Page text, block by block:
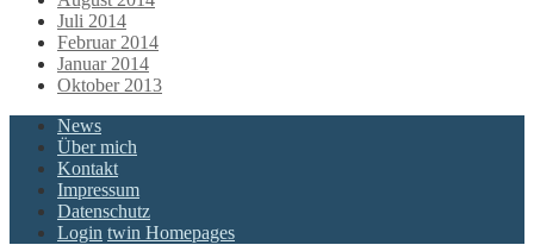
Juli 2014
Februar 2014
Januar 2014
Oktober 2013
News
Über mich
Kontakt
Impressum
Datenschutz
Login twin Homepages